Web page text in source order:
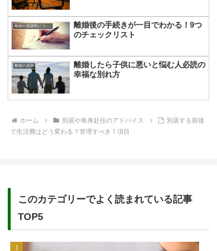
離婚や慰謝料について
離婚後の手続きが一目でわかる！9つ
のチェックリスト
離婚の原因
離婚したら子供に悪いと悩む人必読の
幸福な別れ方
ホーム 別居や単身赴任のアドバイス
別居する前後
で生活費はどう変わる？管理すべき７項目
このカテゴリーでよく読まれている記事
TOP5